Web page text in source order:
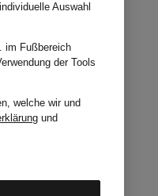
Auswahl
im Fußbereich
der Tools
welche wir und
und